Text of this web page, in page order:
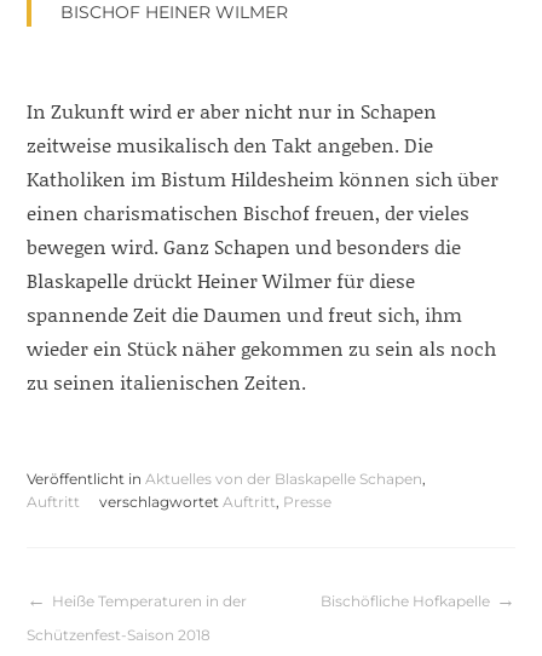
BISCHOF HEINER WILMER
In Zukunft wird er aber nicht nur in Schapen
zeitweise musikalisch den Takt angeben. Die
Katholiken im Bistum Hildesheim können sich über
einen charismatischen Bischof freuen, der vieles
bewegen wird. Ganz Schapen und besonders die
Blaskapelle drückt Heiner Wilmer für diese
spannende Zeit die Daumen und freut sich, ihm
wieder ein Stück näher gekommen zu sein als noch
zu seinen italienischen Zeiten.
Veröffentlicht inAktuelles von der Blaskapelle Schapen,
Auftritt
verschlagwortetAuftritt, Presse
Beitragsnavigation
Heiße Temperaturen in der
Schützenfest-Saison 2018
Bischöfliche Hofkapelle